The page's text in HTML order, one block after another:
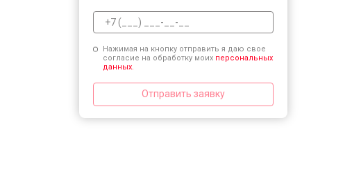
Нажимая на кнопку отправить я даю свое
согласие на обработку моих персональных
данных.
Отправить заявку